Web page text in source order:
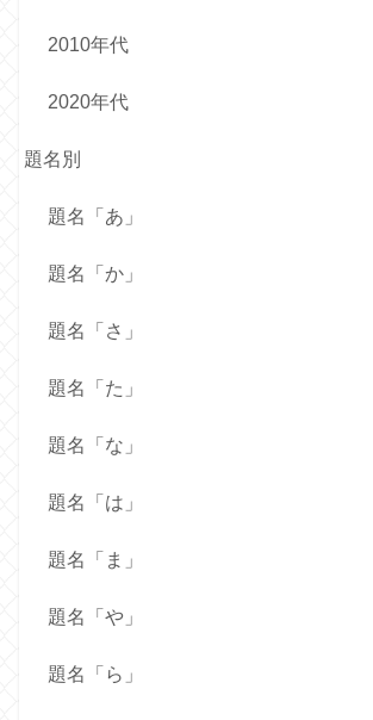
2010年代
2020年代
題名別
題名「あ」
題名「か」
題名「さ」
題名「た」
題名「な」
題名「は」
題名「ま」
題名「や」
題名「ら」